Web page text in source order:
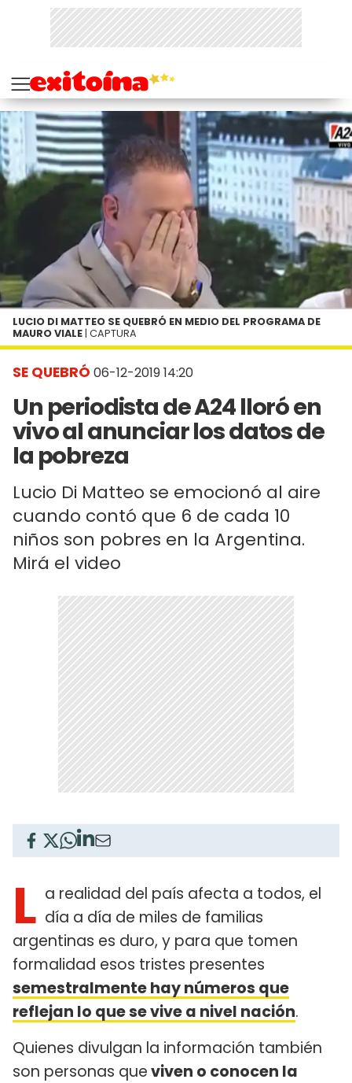
SE QUEBRÓ 06-12-2019 14:20
Un periodista de A24 lloró en
vivo al anunciar los datos de
la pobreza
Lucio Di Matteo se emocionó al aire
cuando contó que 6 de cada 10
niños son pobres en la Argentina.
Mirá el video
LUCIO DI MATTEO SE QUEBRÓ EN MEDIO DEL PROGRAMA DE
MAURO VIALE | CAPTURA
L a realidad del país afecta a todos, el
día a día de miles de familias
argentinas es duro, y para que tomen
formalidad esos tristes presentes
semestralmente hay números que
reflejan lo que se vive a nivel nación.
Quienes divulgan la información también
son personas queviven o conocen la